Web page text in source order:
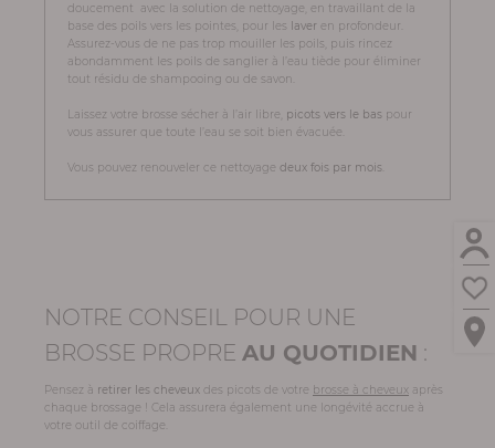
doucement avec la solution de nettoyage, en travaillant de la
base des poils vers les pointes, pour les
laver en profondeur.
Assurez-vous de ne pas trop mouiller les poils, puis rincez
abondamment les poils de sanglier à l’eau tiède pour éliminer
tout résidu de shampooing ou de savon.
Laissez votre brosse sécher à l’air libre, picots vers le bas pour
vous assurer que toute l’eau se soit bien évacuée.
Vous pouvez renouveler ce nettoyage deux fois par mois
NOTRE CONSEIL POUR UNE
BROSSE PROPRE AU QUOTIDIEN :
Pensez à retirer les cheveux des picots de votre brosse à cheveux après
chaque brossage ! Cela assurera également une longévité accrue à
votre outil de coiffage.